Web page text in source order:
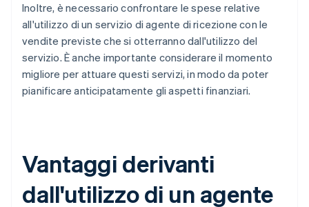
Inoltre, è necessario confrontare le spese relative
all'utilizzo di un servizio di agente di ricezione con le
vendite previste che si otterranno dall'utilizzo del
servizio. È anche importante considerare il momento
migliore per attuare questi servizi, in modo da poter
pianificare anticipatamente gli aspetti finanziari.
Vantaggi derivanti
dall'utilizzo di un agente